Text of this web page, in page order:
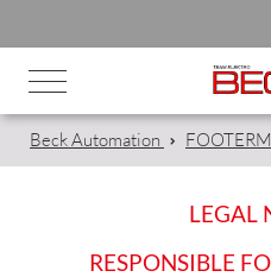
Beck Automation
LEGAL
RESPONSIBLE